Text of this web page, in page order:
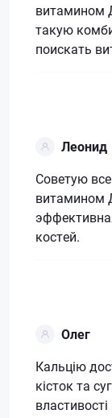
витамином
такую
поискать
Леонид
Советую
витамином
костей.
Олег
Кальцію
кісток та